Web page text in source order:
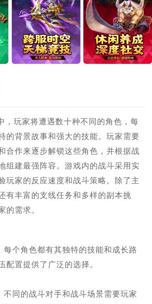
，玩家将遭遇数十种不同的角色，每
的背景故事和强大的技能。玩家需要
合作来逐步解锁这些角色，并根据战
组建最强阵容。游戏内的战斗采用实
玩家的反应速度和战斗策略。除了主
有丰富的支线任务和多样的副本挑
的需求。
每个角色都有其独特的技能和成长路
配置提供了广泛的选择。
不同的战斗对手和战斗场景需要玩家